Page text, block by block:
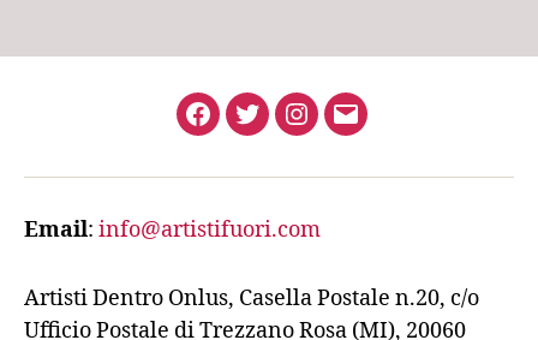
Facebook
TwitterInstagram
Email
Email: info@artistifuori.com
Artisti Dentro Onlus, Casella Postale n.20, c/o
Ufficio Postale di Trezzano Rosa (MI), 20060